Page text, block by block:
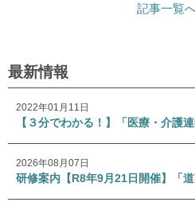
記事一覧
最新情報
2022年01月11日
【３分でわかる！】「医療・介護
2026年08月07日